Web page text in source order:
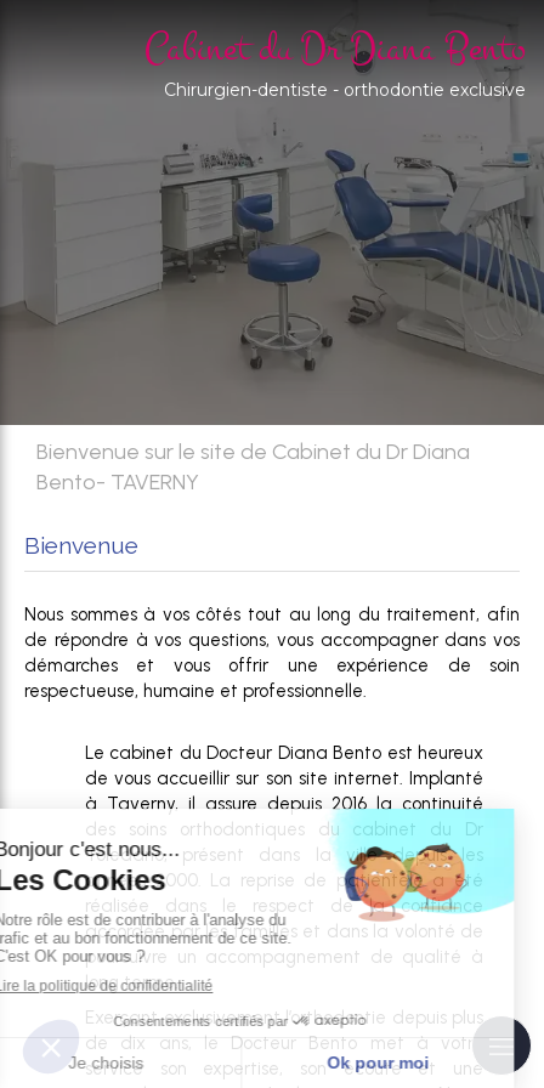
Cabinet du Dr Diana Bento
Chirurgien-dentiste - orthodontie exclusive
Bienvenue sur le site de Cabinet du Dr Diana
Bento- TAVERNY
Bienvenue
Nous sommes à vos côtés tout au long du traitement, afin
de répondre à vos questions, vous accompagner dans vos
démarches et vous offrir une expérience de soin
respectueuse, humaine et professionnelle.
Le cabinet du Docteur Diana Bento est heureux
de vous accueillir sur son site internet. Implanté
à Taverny, il assure depuis 2016 la continuité
des soins orthodontiques du cabinet du Dr
Toledano, présent dans la ville depuis les
années 2000. La reprise de patientèle a été
réalisée dans le respect de la confiance
accordée par les familles et dans la volonté de
poursuivre un accompagnement de qualité à
long terme.
Exerçant exclusivement l’orthodontie depuis plus
de dix ans, le Docteur Bento met à votre
service son expertise, son écoute et une